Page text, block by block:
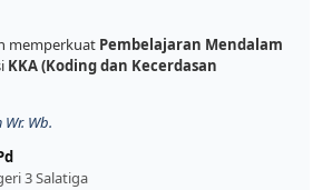
memperkuat Pembelajaran Mendalam
KKA (Koding dan Kecerdasan
Wb.
3 Salatiga